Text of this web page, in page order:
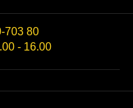
703 80
- 16.00